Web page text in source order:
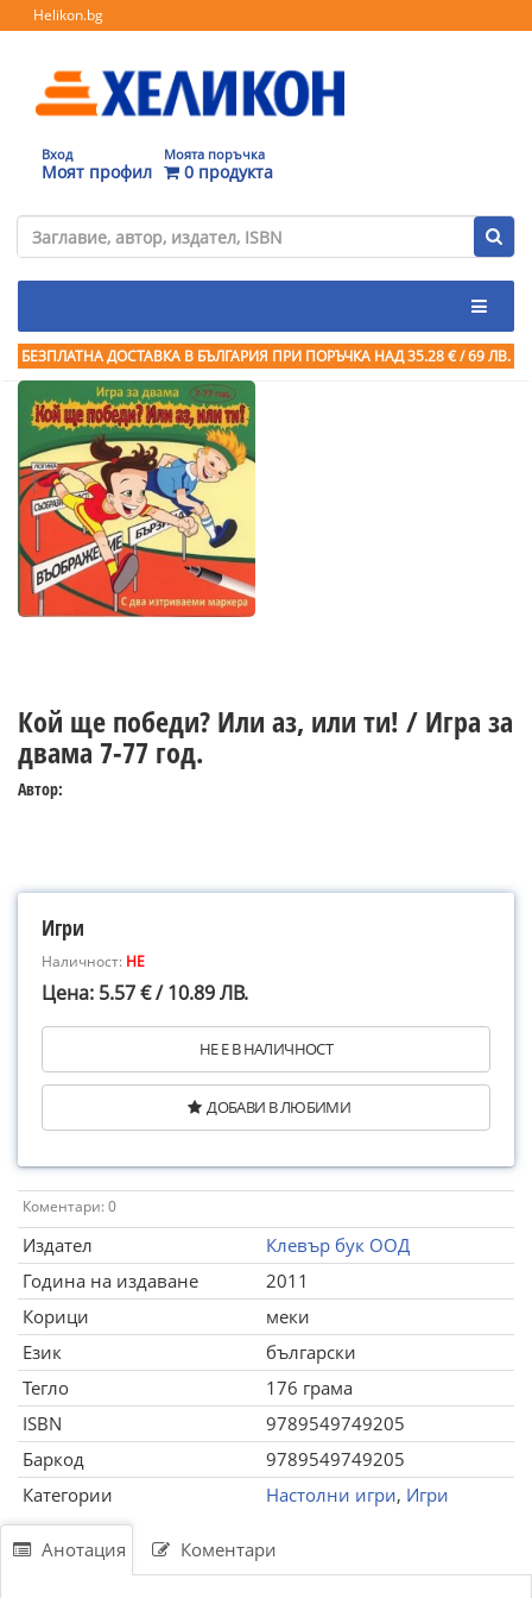
Helikon.bg
Вход
Моят профил
Моята поръчка
0 продукта
БЕЗПЛАТНА ДОСТАВКА В БЪЛГАРИЯ ПРИ ПОРЪЧКА НАД 35.28 € / 69 ЛВ.
Кой ще победи? Или аз, или ти! / Игра за
двама 7-77 год.
Автор:
Игри
Наличност: НЕ
Цена: 5.57 € / 10.89 ЛВ.
НЕ Е В НАЛИЧНОСТ
ДОБАВИ В ЛЮБИМИ
Коментари: 0
Издател
Клевър бук ООД
Година на издаване
2011
Корици
меки
Език
български
Тегло
176 грама
ISBN
9789549749205
Баркод
9789549749205
Категории
Настолни игри, Игри
Анотация Коментари